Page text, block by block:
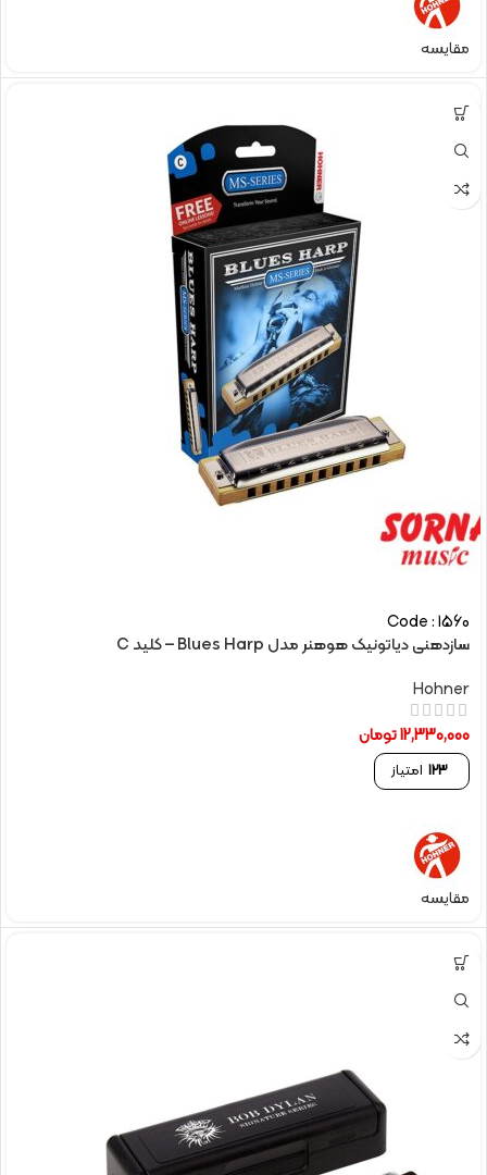
مقایسه
Code : 1560
سازدهنی دیاتونیک هوهنر مدل Blues Harp – کلید C
Hohner
12,330,000تومان
123 امتیاز
مقایسه